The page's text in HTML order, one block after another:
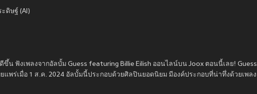
ดิษฐ์ (AI)
ฟังเพลงจากอัลบั้ม Guess featuring Billie Eilish ออนไลน์บน Joox ตอนนี้เลย! Guess
ยแพร่เมื่อ 1 ส.ค. 2024 อัลบั้มนี้ประกอบด้วยศิลปินยอดนิยม มีองค์ประกอบที่น่าทึ่งด้วยเพลง